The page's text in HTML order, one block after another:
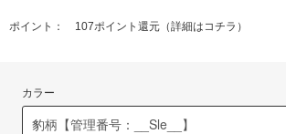
ポイント： 107ポイント還元（詳細はコチラ ）
カラー